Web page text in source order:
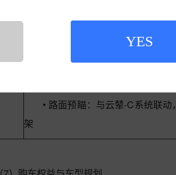
YES
• 泊车辅助：泊车辅助（APA
• 主动安全：自动紧急制动（
• 路面预瞄：与云辇-C系统联
架